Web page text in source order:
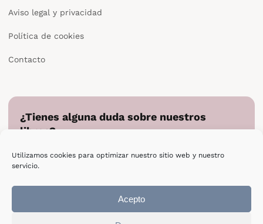
Utilizamos cookies para optimizar nuestro sitio web y nuestro
servicio.
Acepto
Aviso legal y privacidad
Política de cookies
Contacto
¿Tienes alguna duda sobre nuestros
libros?
directamente.
Escribir a Epsilon